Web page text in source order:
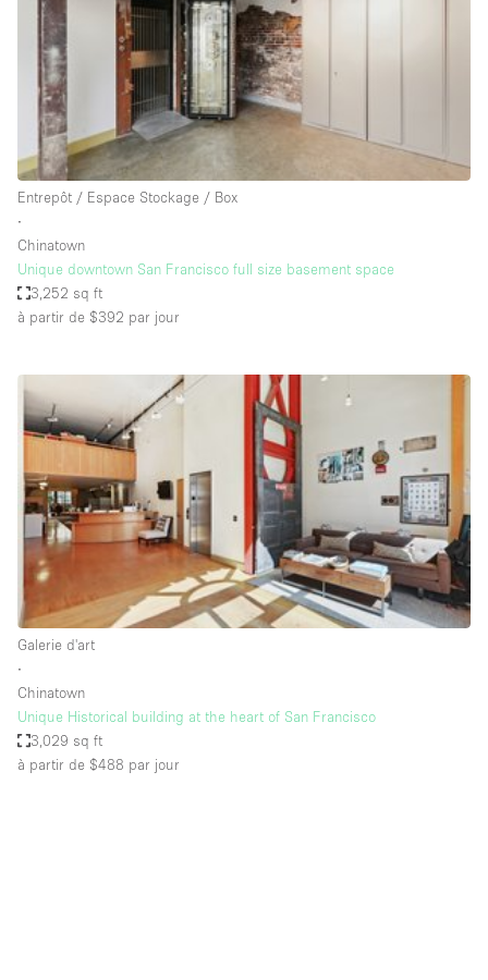
Air conditionné
Animals Friendly
Ascenseur
Bar
Cabines d'essayage
Chauffage
Comptoir
Concierge
Cuisine
Espace Avec Vue
Espace Brut
Espace Epuré / Minimaliste
Exposition Véhicules
Jardin
Lumière du Jour
Mobilier
Parking Privé
Entrepôt / Espace Stockage / Box
∙
Chinatown
Unique downtown San Francisco full size basement space
3,252 sq ft
à partir de $392 par jour
Galerie d'art
∙
Chinatown
Unique Historical building at the heart of San Francisco
3,029 sq ft
à partir de $488 par jour